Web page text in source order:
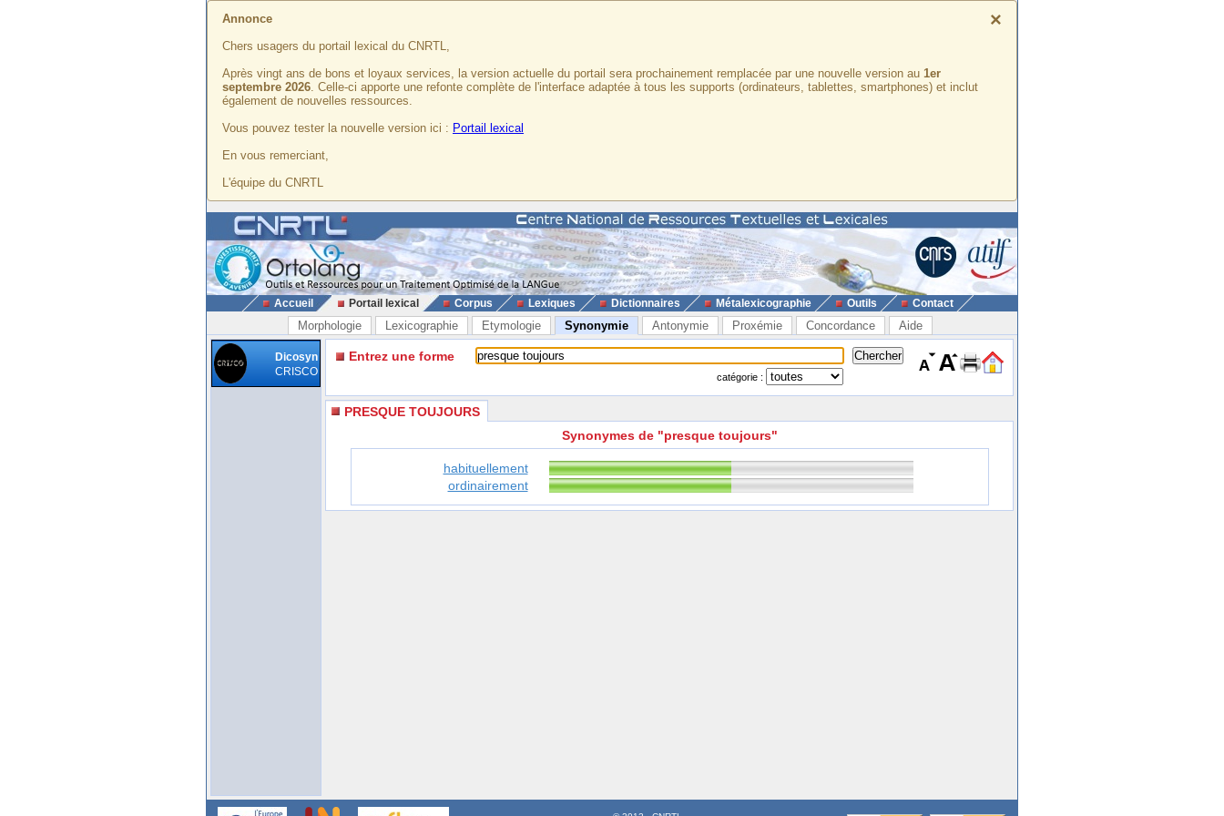
×
Annonce
Chers usagers du portail lexical du CNRTL,
Après vingt ans de bons et loyaux services, la version actuelle du portail sera prochainement remplacée par une nouvelle version au 1er
septembre 2026. Celle-ci apporte une refonte complète de l'interface adaptée à tous les supports (ordinateurs, tablettes, smartphones) et inclut
également de nouvelles ressources.
Vous pouvez tester la nouvelle version ici : Portail lexical
En vous remerciant,
L'équipe du CNRTL
Accueil Portail lexical Corpus Lexiques Dictionnaires Métalexicographie Outils Contact
Morphologie Lexicographie Etymologie Synonymie Antonymie Proxémie Concordance Aide
Dicosyn
CRISCO
Entrez une forme
catégorie :
PRESQUE TOUJOURS
Synonymes de "presque toujours"
habituellement
ordinairement